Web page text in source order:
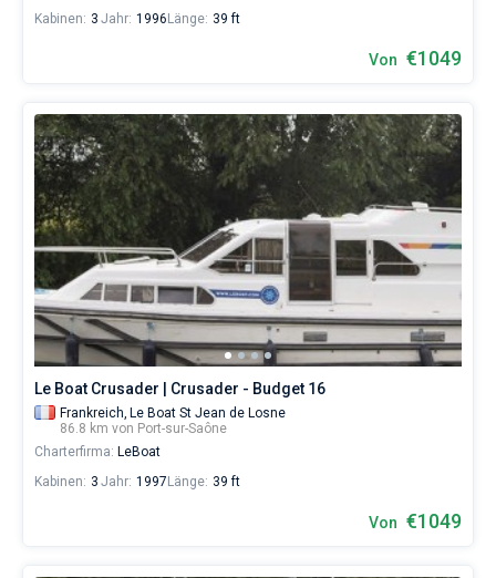
Kabinen: 3 Jahr: 1996 Länge: 39 ft
Von €1049
Le Boat Crusader | Crusader - Budget 16
Frankreich, Le Boat St Jean de Losne
86.8 km von Port-sur-Saône
Charterfirma: LeBoat
Kabinen: 3 Jahr: 1997 Länge: 39 ft
Von €1049